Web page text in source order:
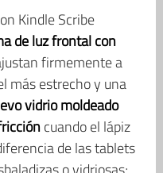
Kindle Scribe
de luz frontal con
firmemente a
más estrecho y una
vidrio moldeado
cuando el lápiz
de las tablets